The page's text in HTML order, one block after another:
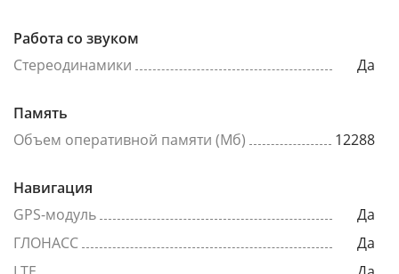
Работа со звуком
Стереодинамики
Да
Память
Объем оперативной памяти (Мб)
12288
Навигация
GPS-модуль
Да
ГЛОНАСС
Да